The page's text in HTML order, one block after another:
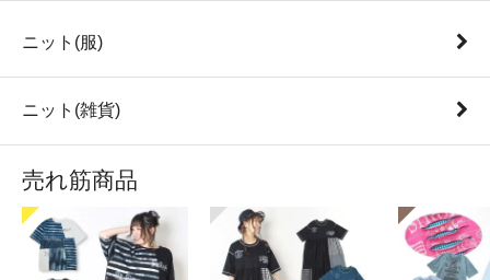
ニット(服)
ニット(雑貨)
売れ筋商品